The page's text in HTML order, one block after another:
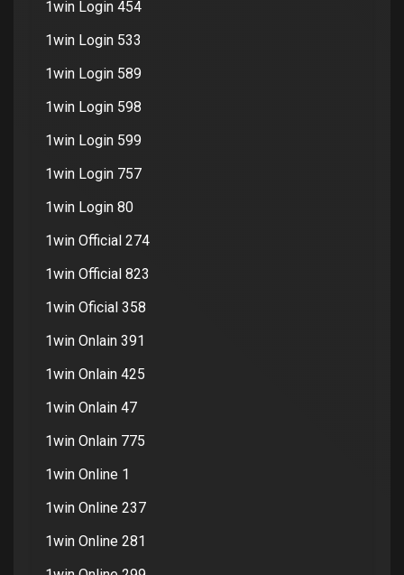
1win Login 454
1win Login 533
1win Login 589
1win Login 598
1win Login 599
1win Login 757
1win Login 80
1win Official 274
1win Official 823
1win Oficial 358
1win Onlain 391
1win Onlain 425
1win Onlain 47
1win Onlain 775
1win Online 1
1win Online 237
1win Online 281